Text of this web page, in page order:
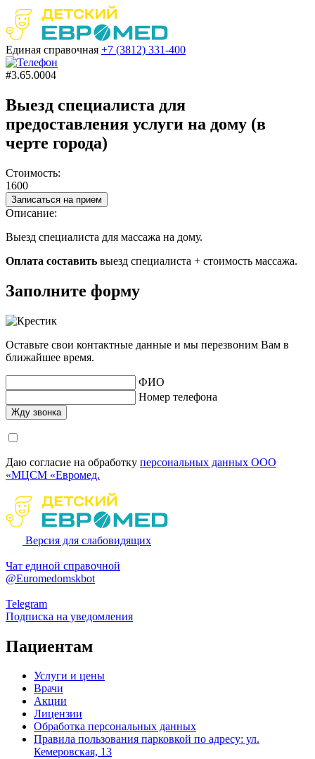
Единая справочная +7 (3812) 331-400
#3.65.0004
Выезд специалиста для
предоставления услуги на дому (в
черте города)
Стоимость:
1600
Записаться на прием
Описание:
Выезд специалиста для массажа на дому.
Оплата составить выезд специалиста + стоимость массажа.
Заполните форму
Оставьте свои контактные данные и мы перезвоним Вам в
ближайшее время.
ФИО
Номер телефона
Даю согласие на обработку персональных данных ООО
«МЦСМ «Евромед.
Версия для слабовидящих
Чат единой справочной
@Euromedomskbot
Telegram
Подписка на уведомления
Пациентам
Услуги и цены
Врачи
Акции
Лицензии
Обработка персональных данных
Правила пользования парковкой по адресу: ул.
Кемеровская, 13